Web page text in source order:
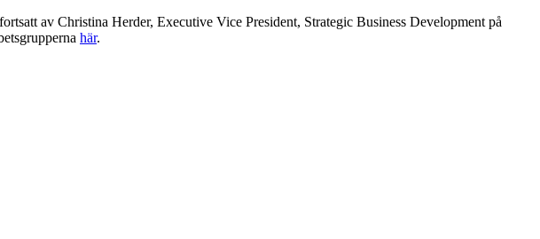
av Christina Herder, Executive Vice President, Strategic Business Development på
här.